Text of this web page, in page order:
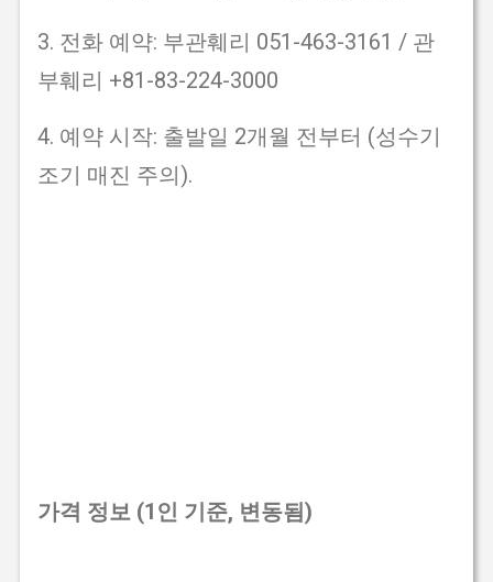
3. 전화 예약: 부관훼리 051-463-3161 / 관
부훼리 +81-83-224-3000
4. 예약 시작: 출발일 2개월 전부터 (성수기
조기 매진 주의).
가격 정보 (1인 기준, 변동됨)